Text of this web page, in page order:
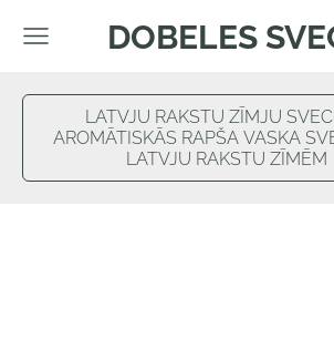
DOBELES
LATVJU RAKSTU ZĪMJU
AROMĀTISKĀS RAPŠA VASKA
LATVJU RAKSTU ZĪMĒM